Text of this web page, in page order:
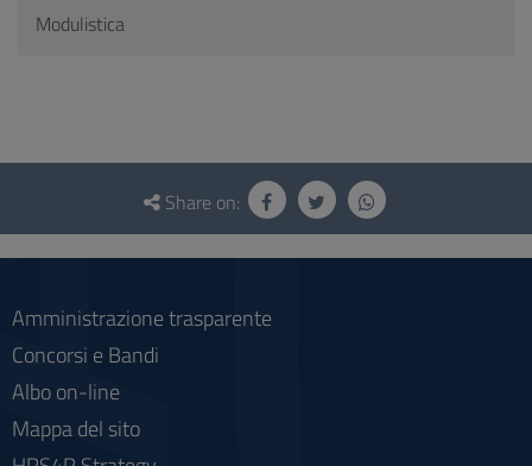
Modulistica
Questionnaire
social
Share on:
Amministrazione trasparente
Concorsi e Bandi
Albo on-line
Mappa del sito